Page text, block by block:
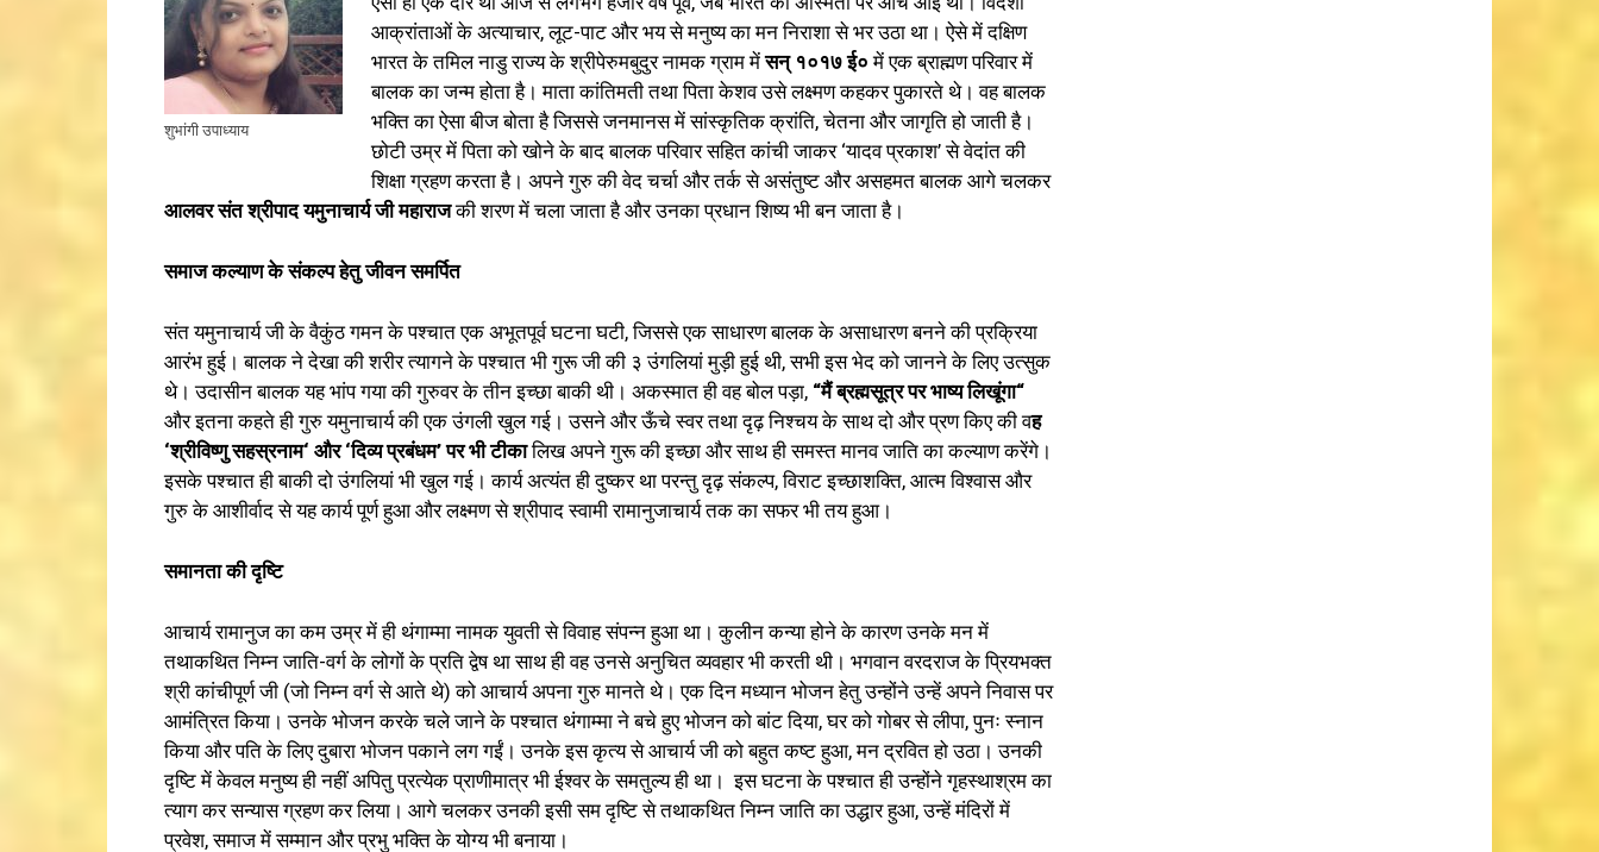
शुभांगी उपाध्याय
आक्रांताओं के अत्याचार, लूट-पाट और भय से मनुष्य का मन निराशा से भर उठा था। ऐसे में दक्षिण
भारत के तमिल नाडु राज्य के श्रीपेरुमबुदुर नामक ग्राम मेंसन् १०१७ ई० में एक ब्राह्मण परिवार में
बालक का जन्म होता है। माता कांतिमती तथा पिता केशव उसे लक्ष्मण कहकर पुकारते थे। वह बालक
भक्ति का ऐसा बीज बोता है जिससे जनमानस में सांस्कृतिक क्रांति, चेतना और जागृति हो जाती है।
छोटी उम्र में पिता को खोने के बाद बालक परिवार सहित कांची जाकर ‘यादव प्रकाश’ से वेदांत की
शिक्षा ग्रहण करता है। अपने गुरु की वेद चर्चा और तर्क से असंतुष्ट और असहमत बालक आगे चलकर
आलवर संत श्रीपाद यमुनाचार्य जी महाराजकी शरण में चला जाता है और उनका प्रधान शिष्य भी बन जाता है।
समाज कल्याण के संकल्प हेतु जीवन समर्पित
संत यमुनाचार्य जी के वैकुंठ गमन के पश्चात एक अभूतपूर्व घटना घटी, जिससे एक साधारण बालक के असाधारण बनने की प्रक्रिया
आरंभ हुई। बालक ने देखा की शरीर त्यागने के पश्चात भी गुरू जी की ३ उंगलियां मुड़ी हुई थी, सभी इस भेद को जानने के लिए उत्सुक
थे। उदासीन बालक यह भांप गया की गुरुवर के तीन इच्छा बाकी थी। अकस्मात ही वह बोल पड़ा, “मैं ब्रह्मसूत्र पर भाष्य लिखूंगा“
और इतना कहते ही गुरु यमुनाचार्य की एक उंगली खुल गई। उसने और ऊँचे स्वर तथा दृढ़ निश्चय के साथ दो और प्रण किए की वह
‘श्रीविष्ण सहस्रनाम‘ और ‘दिव्य प्रबंधम’ पर भी टीकालिख अपने गुरू की इच्छा और साथ ही समस्त मानव जाति का कल्याण करेंगे।
इसके पश्चात ही बाकी दो उंगलियां भी खुल गई। कार्य अत्यंत ही दुष्कर था परन्तु दृढ़ संकल्प, विराट इच्छाशक्ति, आत्म विश्वास और
गुरु के आशीर्वाद से यह कार्य पूर्ण हुआ और लक्ष्मण से श्रीपाद स्वामी रामानुजाचार्य तक का सफर भी तय हुआ।
समानता की दृष्ट
आचार्य रामानुज का कम उम्र में ही थंगाम्मा नामक युवती से विवाह संपन्न हुआ था। कुलीन कन्या होने के कारण उनके मन में
तथाकथित निम्न जाति-वर्ग के लोगों के प्रति द्वेष था साथ ही वह उनसे अनुचित व्यवहार भी करती थी। भगवान वरदराज के प्रियभक्त
श्री कांचीपूर्ण जी (जो निम्न वर्ग से आते थे) को आचार्य अपना गुरु मानते थे। एक दिन मध्यान भोजन हेतु उन्होंने उन्हें अपने निवास पर
आमंत्रित किया। उनके भोजन करके चले जाने के पश्चात थंगाम्मा ने बचे हुए भोजन को बांट दिया, घर को गोबर से लीपा, पुनः स्नान
किया और पति के लिए दुबारा भोजन पकाने लग गईं। उनके इस कृत्य से आचार्य जी को बहुत कष्ट हुआ, मन द्रवित हो उठा। उनकी
दृष्टि में केवल मनुष्य ही नहीं अपितु प्रत्येक प्राणीमात्र भी ईश्वर के समतुल्य ही था। इस घटना के पश्चात ही उन्होंने गृहस्थाश्रम का
त्याग कर सन्यास ग्रहण कर लिया। आगे चलकर उनकी इसी सम दृष्टि से तथाकथित निम्न जाति का उद्धार हुआ, उन्हें मंदिरों में
प्रवेश, समाज में सम्मान और प्रभु भक्ति के योग्य भी बनाया।